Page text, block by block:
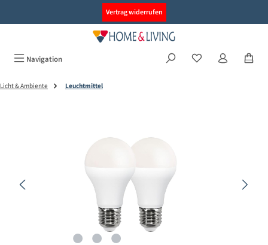
Vertrag widerrufen
Navigation
Licht & Ambiente Leuchtmittel